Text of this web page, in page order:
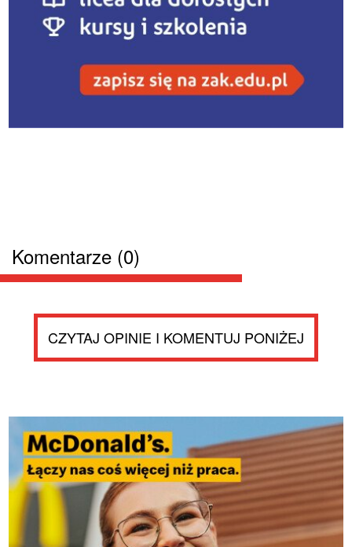
Komentarze (0)
CZYTAJ OPINIE I KOMENTUJ PONIŻEJ